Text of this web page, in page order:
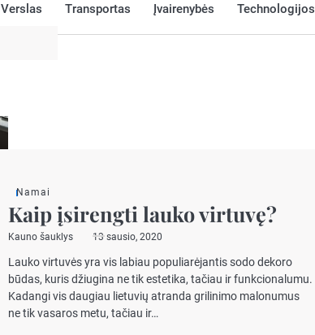
Verslas Transportas Įvairenybės Technologijos
Namai
Kaip įsirengti lauko virtuvę?
Kauno šauklys 13 sausio, 2020
Lauko virtuvės yra vis labiau populiarėjantis sodo dekoro
būdas, kuris džiugina ne tik estetika, tačiau ir funkcionalumu.
Kadangi vis daugiau lietuvių atranda grilinimo malonumus
ne tik vasaros metu, tačiau ir…